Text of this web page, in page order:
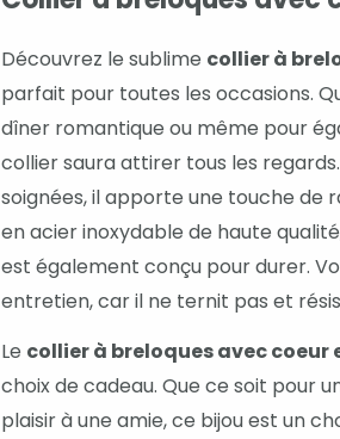
Découvrez le sublime collier à
parfait pour toutes les occasions.
dîner romantique ou même pour
collier saura attirer tous les
soignées, il apporte une touche de
en acier inoxydable de haute
est également conçu pour durer.
entretien, car il ne ternit pas et
Le collier à breloques avec coeur
choix de cadeau. Que ce soit pour
plaisir à une amie, ce bijou est un